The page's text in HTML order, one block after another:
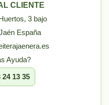
CLIENTE
3 bajo
España
Ayuda?
24 13 35